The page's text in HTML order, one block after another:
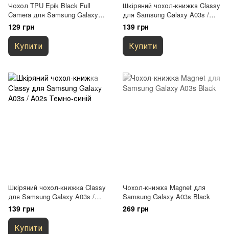
Чохол TPU Epik Black Full
Camera для Samsung Galaxy
A03s Чорний
129 грн
Купити
Шкіряний чохол-книжка Classy
для Samsung Galaxy A03s /
A02s Бордовий
139 грн
Купити
Шкіряний чохол-книжка Classy
для Samsung Galaxy A03s /
A02s Темно-синій
139 грн
Купити
Чохол-книжка Magnet для
Samsung Galaxy A03s Black
269 грн